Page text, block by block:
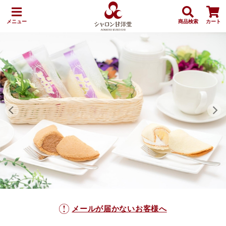
メニュー 商品検索 カート
メールが届かないお客様へ